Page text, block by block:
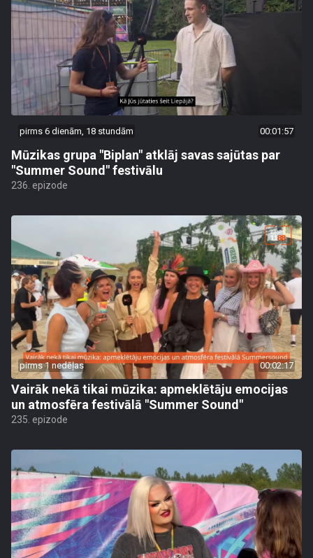
pirms 6 dienām, 18 stundām 00:01:57
Mūzikas grupa "Biplan" atklāj savas sajūtas par
"Summer Sound" festivālu
236. epizode
pirms 1 nedēļas 00:02:17
Vairāk nekā tikai mūzika: apmeklētāju emocijas
un atmosfēra festivālā "Summer Sound"
235. epizode